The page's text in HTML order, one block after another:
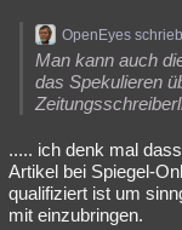
Natur Umfragen
weitere Rubriken
Astronomie
Musik Clash
OpenEyes
Man kann auch
das Spekulieren
..... ich denk mal
Artikel bei Spiegel-
qualifiziert ist um
mit einzubringen.